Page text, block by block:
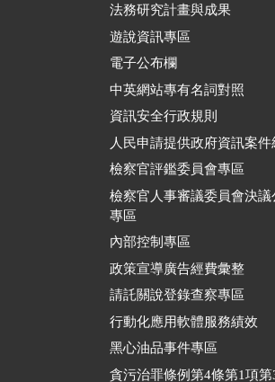
法務研究計畫與成果
遊說資訊專區
電子公布欄
中英網站專有名詞對照
資訊安全行政規則
人民申請提供政府資訊案件
檢察官評鑑委員會專區
檢察官人事審議委員會決議
專區
內部控制專區
政策宣導廣告經費彙整
請託關說登錄查察專區
行動化應用軟體服務績效
黑心油品事件專區
貪污治罪條例第4條第1項第